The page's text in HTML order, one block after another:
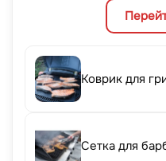
Коврик для
Сетка для